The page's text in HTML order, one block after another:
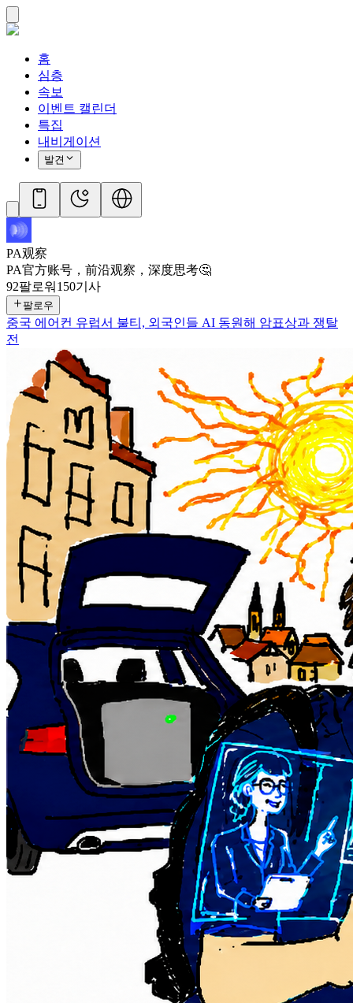
홈
심층
속보
이벤트 캘린더
특집
내비게이션
발견
PA观察
PA官方账号，前沿观察，深度思考🤔
92팔로워 150기사
팔로우
중국 에어컨 유럽서 불티, 외국인들 AI 동원해 암표상과 쟁탈
전